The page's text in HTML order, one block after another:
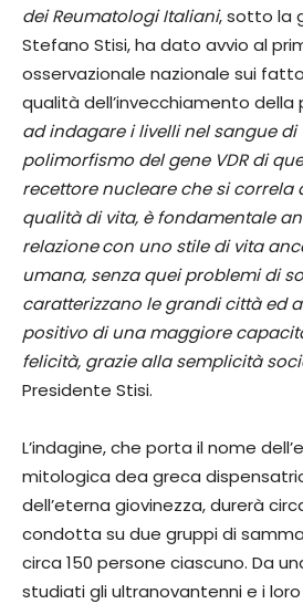
dei Reumatologi Italiani, sotto la
Stefano Stisi, ha dato avvio al
osservazionale nazionale sui
qualità dell’invecchiamento della
ad indagare i livelli nel sangue di
polimorfismo del gene VDR di
recettore nucleare che si correla
qualità di vita, è fondamentale
relazionecon uno stile di vita
umana, senza quei problemi di
caratterizzano le grandi città ed
positivo di una maggiore
felicità, grazie alla semplicità
Presidente Stisi.
L’indagine, che porta il nome
mitologica dea greca
dell’eterna giovinezza, durerà
condotta su due gruppi di
circa 150 persone ciascuno. Da
studiati gli ultranovantenni e i